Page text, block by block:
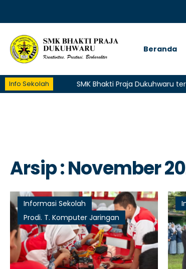
Beranda
Info Sekolah SMK Bhakti Praja Dukuhwaru terus
Arsip : November
Informasi Sekolah
Prodi. T. Komputer Jaringan